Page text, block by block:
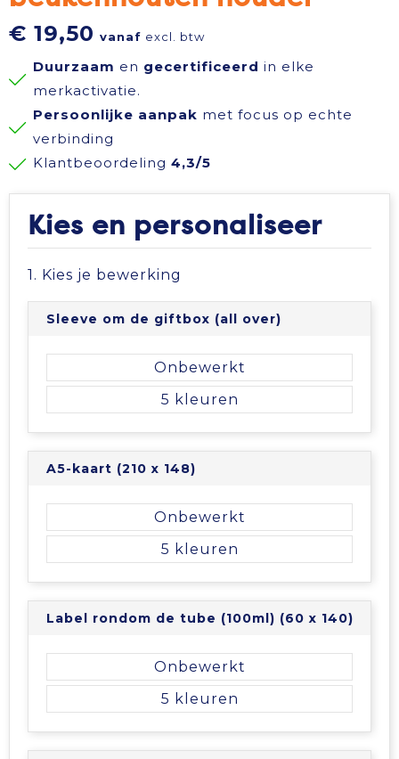
Reisbenodigdheden
Schrijfwaren
Sinterklaas
Sleutelhangers en Lanyards
Snoepgoed
Veiligheid, Auto en Fiets
Vrije tijd en Strand
Waterflesjes
Reflecterende polo's
Reflecterende vesten
Regenkleding
Schoenen
Schorten en Sloven
Veiligheidssignalering en Verlichting
Veiligheidsvesten en Veiligheidshesjes
Vesten
Schoenen
Sweaters
T-Shirts
Vesten
Gilets
Koeltassen en Koelboxen
Koffers en Trolleys
Laptop hoezen en tassen
Lunchtassen
Matrozentassen
Papieren tassen
Picknicktassen en manden
Promotietassen
Schoudertassen
Sporttassen
€ 19,50 vanaf excl. btw
Duurzaam en gecertificeerd in elke
merkactivatie.
Persoonlijke aanpak met focus op echte
verbinding
Klantbeoordeling 4,3/5
Kies en personaliseer
1. Kies je bewerking
Sleeve om de giftbox (all over)
Onbewerkt
5
A5-kaart (210 x 148)
Onbewerkt
5
Label rondom de tube (100ml) (60 x 140)
Onbewerkt
5